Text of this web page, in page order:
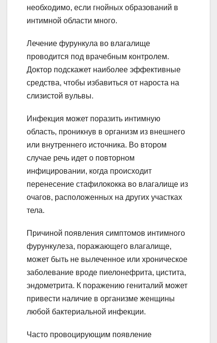
необходимо, если гнойных образований в
интимной области много.
Лечение фурункула во влагалище
проводится под врачебным контролем.
Доктор подскажет наиболее эффективные
средства, чтобы избавиться от нароста на
слизистой вульвы.
Инфекция может поразить интимную
область, проникнув в организм из внешнего
или внутреннего источника. Во втором
случае речь идет о повторном
инфицировании, когда происходит
перенесение стафилококка во влагалище из
очагов, расположенных на других участках
тела.
Причиной появления симптомов интимного
фурункулеза, поражающего влагалище,
может быть не вылеченное или хроническое
заболевание вроде пиелонефрита, цистита,
эндометрита. К поражению гениталий может
привести наличие в организме женщины
любой бактериальной инфекции.
Часто провоцирующим появление